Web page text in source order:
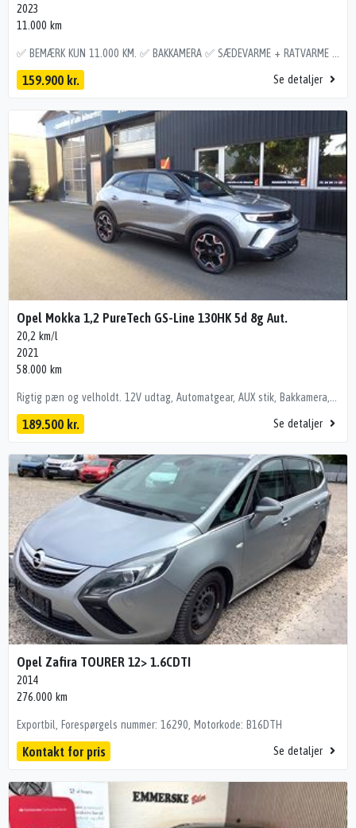
2023
11.000 km
✅ BEMÆRK KUN 11.000 KM. ✅ BAKKAMERA ✅ SÆDEVARME + RATVARME ✅ FARTPILOT ✅ KLIMAANLÆG ✅ RÆKKEVIDDE WLTP 338 KM. Bakkamera, parkeringssensor for & bag, fartpilot, fuldaut. klimaanlæg, varme i rattet, sædevarme, skiltegenkendelse, automatisk lys, apple carplay / android auto, 4x el-ruder, el-klapbare sidespejle, fuld led forlygter, 17" alufælge med Goodyear helårsdæk, digitalt cockpit, multifunktionsrat i læder, splitbagsæde, højdejust. førersæde, nøglefri tænding, airbag, esp, isofix, vognbaneassistent, blindvinkelsassistent Bilen er importeret og kan derfor variere i udstyr iht. danske modeller
159.900 kr. Se detaljer
Opel Mokka 1,2 PureTech GS-Line 130HK 5d 8g Aut.
20,2 km/l
2021
58.000 km
Rigtig pæn og velholdt. 12V udtag, Automatgear, AUX stik, Bakkamera, Bluetooth, El-foldbare spejle m. varme, El-håndbremse, Elruder for/bag, Fartpilot, Fjernbetjent centrallås, Klimaanlæg, Navigation, Nøglefri start, Parkeringssensor bag, Parkeringssensor for, Servo, Sportssæder, Sædevarme for, 18" Alufælge, Anhængertræk aftageligt, Fuld LED forlygter, Metallak, Tågelygter, Bagagerumsdækken, Højdejusterbart førersæde, Justerbart rat, Læderrat, Splitbagsæde, Stofindtræk, 8 Airbags, ABS, ESP, Fører-airbag, Gardin-airbag, Isofix, Passager-airbag, Selealarm, Startspærre, Elektrisk parkeringsbremse, Ikke ryger, Service overholdt
189.500 kr. Se detaljer
Opel Zafira TOURER 12> 1.6CDTI
2014
276.000 km
Exportbil, Forespørgels nummer: 16290, Motorkode: B16DTH
Kontakt for pris Se detaljer